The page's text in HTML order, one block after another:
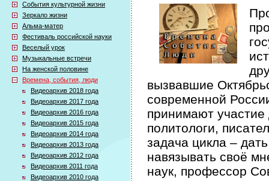
События культурной жизни
Зеркало жизни
Альма-матер
Фестиваль российской науки
Веселый урок
Музыкальные встречи
На женской половине
Времена, события, люди
Видеоархив 2018 года
Видеоархив 2017 года
Видеоархив 2016 года
Видеоархив 2015 года
Видеоархив 2014 года
Видеоархив 2013 года
Видеоархив 2012 года
Видеоархив 2011 года
Видеоархив 2010 года
вызвавшие
современной
принимают участие
политологи,
задача цикла –
навязывать своё
наук, профессор